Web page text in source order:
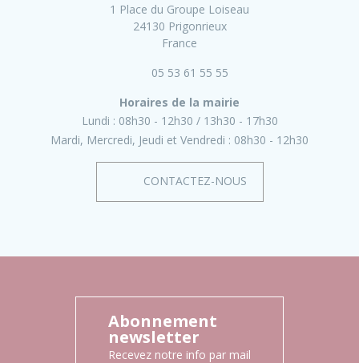
1 Place du Groupe Loiseau
24130 Prigonrieux
France
05 53 61 55 55
Horaires de la mairie
Lundi : 08h30 - 12h30
13h30 - 17h30
Mardi, Mercredi, Jeudi et Vendredi : 08h30 - 12h30
CONTACTEZ-NOUS
Abonnement
newsletter
Recevez notre info par mail